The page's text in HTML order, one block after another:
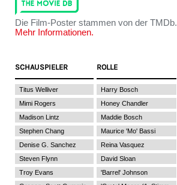
Die Film-Poster stammen von der TMDb.
Mehr Informationen.
SCHAUSPIELER ROLLE
Titus Welliver Harry Bosch
Mimi Rogers
Honey Chandler
Madison Lintz
Maddie Bosch
Stephen Chang
Maurice 'Mo' Bassi
Denise G. Sanchez
Reina Vasquez
Steven Flynn
David Sloan
Troy Evans
'Barrel' Johnson